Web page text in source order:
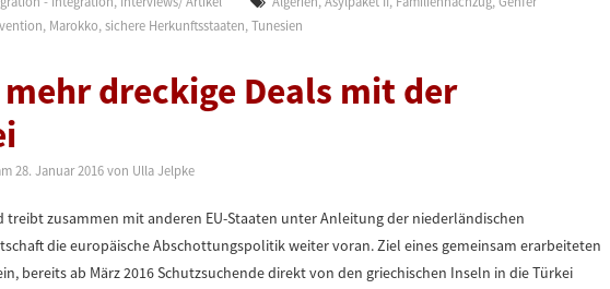
, Marokko, sichere Herkunftsstaaten, Tunesien
dreckige Deals mit der
28. Januar 2016 von Ulla Jelpke
treibt zusammen mit anderen EU-Staaten unter Anleitung der niederländischen
die europäische Abschottungspolitik weiter voran. Ziel eines gemeinsam erarbeiteten
bereits ab März 2016 Schutzsuchende direkt von den griechischen Inseln in die Türkei